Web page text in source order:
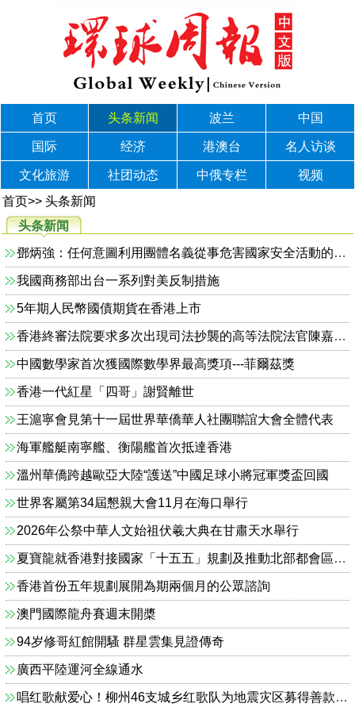
首页 头条新闻 波兰 中国
国际 经济 港澳台 名人访谈
文化旅游 社团动态 中俄专栏
视频
首页>> 头条新闻
头条新闻
鄧炳強：任何意圖利用團體名義從事危害國家安全活動的人士 政府必定依法追究到底
我國商務部出台一系列對美反制措施
5年期人民幣國債期貨在香港上市
香港終審法院要求多次出現司法抄襲的高等法院法官陳嘉信提早退休
中國數學家首次獲國際數學界最高獎項---菲爾茲獎
香港一代紅星「四哥」謝賢離世
王滬寧會見第十一屆世界華僑華人社團聯誼大會全體代表
海軍艦艇南寧艦、衡陽艦首次抵達香港
溫州華僑跨越歐亞大陸“護送”中國足球小將冠軍獎盃回國
世界客屬第34屆懇親大會11月在海口舉行
2026年公祭中華人文始祖伏羲大典在甘肅天水舉行
夏寶龍就香港對接國家「十五五」規劃及推動北部都會區建設進行考察調研
香港首份五年規劃展開為期兩個月的公眾諮詢
澳門國際龍舟賽週末開槳
94岁修哥紅館開騷 群星雲集見證傳奇
廣西平陸運河全線通水
唱红歌献爱心！柳州46支城乡红歌队为地震灾区募得善款23000余元